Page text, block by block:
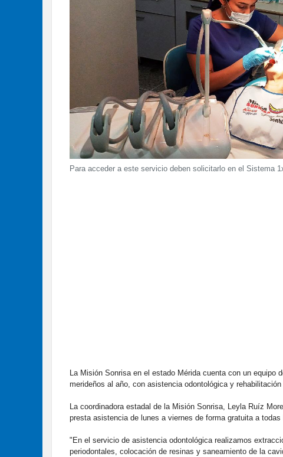
Para acceder a este servicio deben solicitarlo en el Sistema
La Misión Sonrisa en el estado Mérida cuenta con un
merideños al año, con asistencia odontológica y rehabilitación
La coordinadora estadal de la Misión Sonrisa, Leyla Ruíz
presta asistencia de lunes a viernes de forma gratuita a todas
"En el servicio de asistencia odontológica realizamos
periodontales, colocación de resinas y saneamiento de la